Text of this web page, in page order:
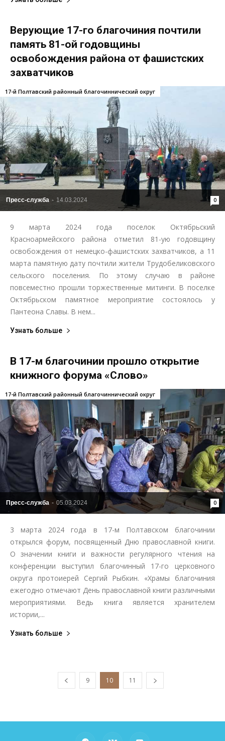
Верующие 17-го благочиния почтили
память 81-ой годовщины
освобождения района от фашистских
захватчиков
Пресс-служба - 14.03.2024 0
17-й Полтавский районный благочиннический округ
9 марта 2024 года поселок Октябрьский
Красноармейского района отметил 81-ую годовщину
освобождения от немецко-фашистских захватчиков, а 11
марта памятную дату почтили жители Трудобеликовского
сельского поселения. По этому случаю в районе
повсеместно прошли торжественные митинги. В поселке
Октябрьском памятное мероприятие состоялось у
Пантеона Славы. В нем...
Узнать больше
В 17-м благочинии прошло открытие
книжного форума «Слово»
Пресс-служба - 05.03.2024 0
17-й Полтавский районный благочиннический округ
3 марта 2024 года в 17-м Полтавском благочинии
открылся форум, посвященный Дню православной книги.
О значении книги и важности регулярного чтения на
конференции выступил благочинный 17-го церковного
округа протоиерей Сергий Рыбкин. «Храмы благочиния
ежегодно отмечают День православной книги различными
мероприятиями. Ведь книга является хранителем
истории,...
Узнать больше
9 10 11